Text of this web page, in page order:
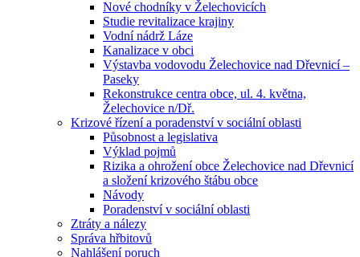
Nové chodníky v Želechovicích
Studie revitalizace krajiny
Vodní nádrž Láze
Kanalizace v obci
Výstavba vodovodu Želechovice nad Dřevnicí –
Paseky
Rekonstrukce centra obce, ul. 4. května,
Želechovice n/Dř.
Krizové řízení a poradenství v sociální oblasti
Působnost a legislativa
Výklad pojmů
Rizika a ohrožení obce Želechovice nad Dřevnicí
a složení krizového štábu obce
Návody
Poradenství v sociální oblasti
Ztráty a nálezy
Správa hřbitovů
Nahlášení poruch